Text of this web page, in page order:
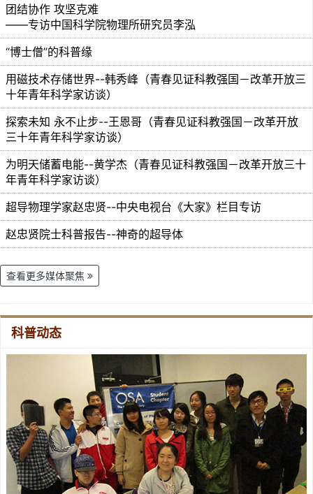
团结协作 攻坚克难
——专访中国科学院物理所研究员李泓
“博士僧”的科普缘
用磁技术存储世界--韩秀峰（青春见证科教强国－改革开放三
十年青年科学家访谈）
探索未知 永不止步--王恩哥（青春见证科教强国－改革开放
三十年青年科学家访谈）
为明天储蓄电能--黄学杰（青春见证科教强国－改革开放三十
年青年科学家访谈）
超导物理学家赵忠贤--中央电视台《大家》栏目专访
赵忠贤院士科普报告--神奇的超导体
查看更多媒体聚焦
科普动态